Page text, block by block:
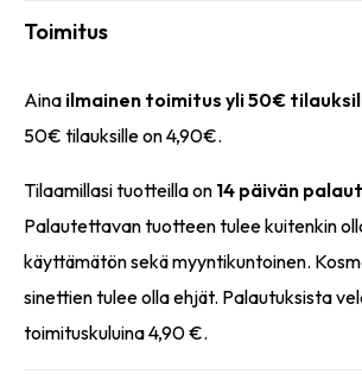
Toimitus
Aina ilmainen toimitus yli 50€
50€ tilauksille on 4,90€.
Tilaamillasi tuotteilla on 14 päivän
Palautettavan tuotteen tulee kuitenkin
käyttämätön sekä myyntikuntoinen.
sinettien tulee olla ehjät. Palautuksista
toimituskuluina 4,90 €.